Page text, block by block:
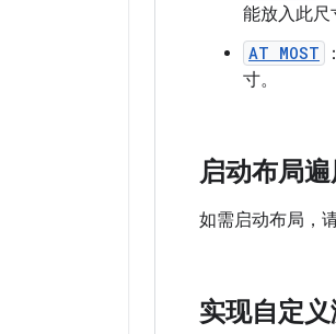
能放入此尺
AT MOST
寸。
启动布局
如需启动布局，
实现自定